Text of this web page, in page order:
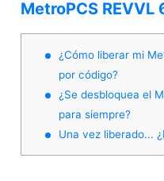
MetroPCS REVVL
¿Cómo liberar mi
por código?
¿Se desbloquea el
para siempre?
Una vez liberado...